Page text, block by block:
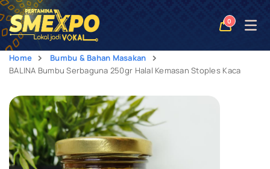
0
Open
Home
Bumbu & Bahan Masakan
BALINA Bumbu Serbaguna 250gr Halal Kemasan Stoples Kaca